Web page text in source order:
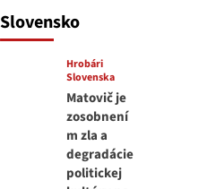
Slovensko
Hrobári
Slovenska
Matovič je
zosobnení
m zla a
degradácie
politickej